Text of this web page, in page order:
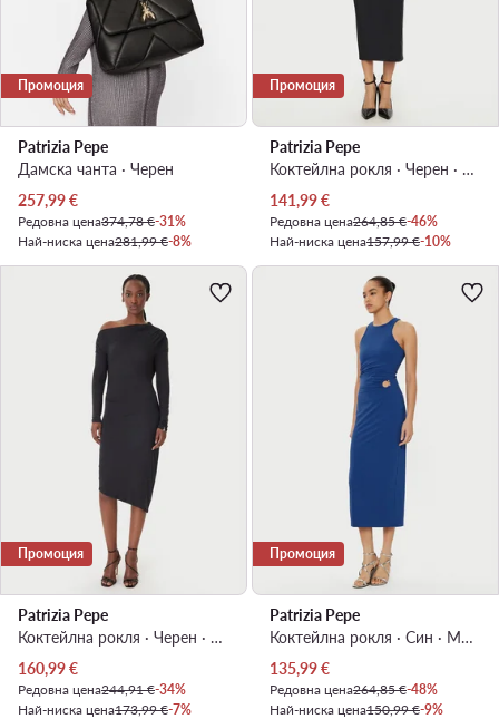
Промоция
Patrizia Pepe
Дамска чанта · Черен
Актуална цена
257,99€
Редовна цена374,78 €-31%
Най-ниска цена281,99 €-8%
Промоция
Patrizia Pepe
Коктейлна рокля · Черен · Миди
Актуална цена
141,99€
Редовна цена264,85 €-46%
Най-ниска цена157,99 €-10%
Промоция
Patrizia Pepe
Коктейлна рокля · Черен · Миди, Асиметрична
Актуална цена
160,99€
Редовна цена244,91 €-34%
Най-ниска цена173,99 €-7%
Промоция
Patrizia Pepe
Коктейлна рокля · Син · Миди
Актуална цена
135,99€
Редовна цена264,85 €-48%
Най-ниска цена150,99 €-9%